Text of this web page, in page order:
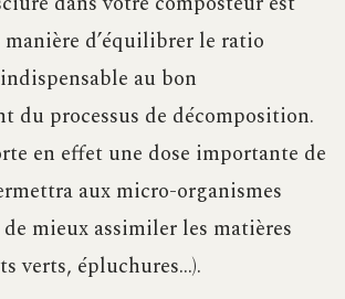
d’équilibrer le ratio
au bon
du processus de décomposition.
en effet une dose importante de
aux micro-organismes
mieux assimiler les matières
verts, épluchures…).